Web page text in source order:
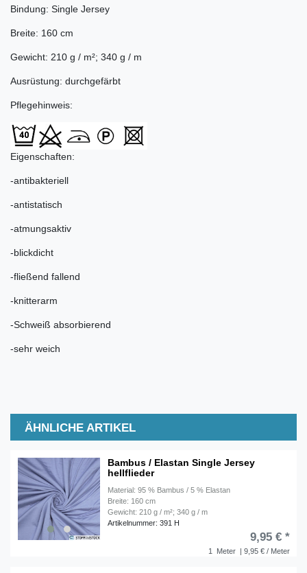
Bindung: Single Jersey
Breite: 160 cm
Gewicht: 210 g / m²; 340 g / m
Ausrüstung: durchgefärbt
Pflegehinweis:
Eigenschaften:
-antibakteriell
-antistatisch
-atmungsaktiv
-blickdicht
-fließend fallend
-knitterarm
-Schweiß absorbierend
-sehr weich
ÄHNLICHE ARTIKEL
Bambus / Elastan Single Jersey
hellflieder
Material: 95 % Bambus / 5 % Elastan
Breite: 160 cm
Gewicht: 210 g / m²; 340 g / m
Artikelnummer: 391 H
1 Meter | 9,95 € / Meter
9,95 € *